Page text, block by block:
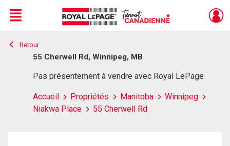
Live
En Direct
Menu
Retour
55 Cherwell Rd, Winnipeg, MB
Pas présentement à vendre avec Royal LePage
Accueil Propriétés Manitoba
Winnipeg
Niakwa Place
55 Cherwell Rd